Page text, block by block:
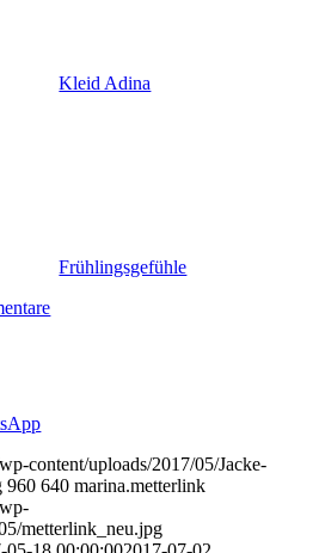
Kleid Adina
Frühlingsgefühle
content/uploads/2017/05/Jacke-
960 640 marina.metterlink
metterlink_neu.jpg